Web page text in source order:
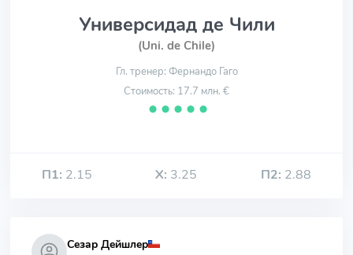
Универсидад де Чили
(Uni. de Chile)
Гл. тренер: Фернандо Гаго
Стоимость: 17.7 млн. €
⬤ ⬤ ⬤ ⬤ ⬤
П1: 2.15 Х: 3.25 П2: 2.88
Сезар Дейшлер